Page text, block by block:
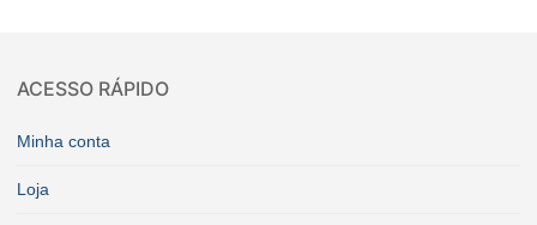
ACESSO RÁPIDO
Minha conta
Loja